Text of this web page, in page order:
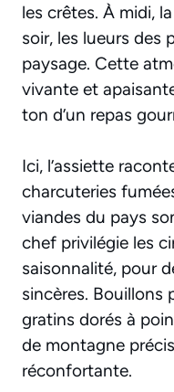
les crêtes. À midi,
soir, les lueurs des
paysage. Cette
vivante et
ton d’un repas
Ici, l’assiette
charcuteries
viandes du pays
chef privilégie les
saisonnalité, pour
sincères. Bouillons
gratins dorés à
de montagne
réconfortante.